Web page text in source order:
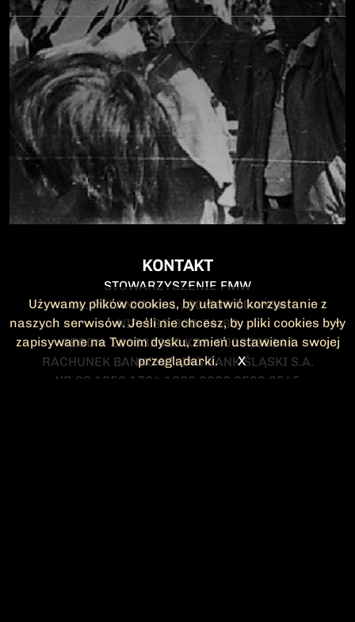
KONTAKT
STOWARZYSZENIE FMW
UL. POLANKI 41-1 , 80-308 GDAŃSK
NIP: 583-300-74-60
REGON: 220532063 KRS: 0000295148
RACHUNEK BANKOWY: ING BANK ŚLĄSKI S.A.
NR 90 1050 1764 1000 0023 2582 8545
Używamy plików cookies, by ułatwić korzystanie z
naszych serwisów. Jeśli nie chcesz, by pliki cookies były
zapisywane na Twoim dysku, zmień ustawienia swojej
przeglądarki.
X